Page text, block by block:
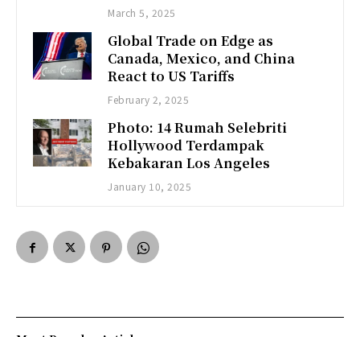
March 5, 2025
Global Trade on Edge as
Canada, Mexico, and China
React to US Tariffs
February 2, 2025
Photo: 14 Rumah Selebriti
Hollywood Terdampak
Kebakaran Los Angeles
January 10, 2025